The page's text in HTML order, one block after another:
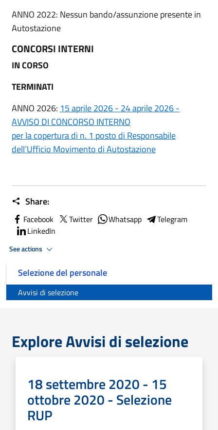
ANNO 2022: Nessun bando/assunzione presente in
Autostazione
CONCORSI INTERNI
IN CORSO
TERMINATI
ANNO 2026: 15 aprile 2026 - 24 aprile 2026 -
AVVISO DI CONCORSO INTERNO
per la copertura di n. 1 posto di Responsabile
dell’Ufficio Movimento di Autostazione
Share:
Facebook Twitter Whatsapp
Telegram
LinkedIn
See actions
Selezione del personale
Avvisi di selezione
Explore Avvisi di selezione
18 settembre 2020 - 15
ottobre 2020 - Selezione
RUP